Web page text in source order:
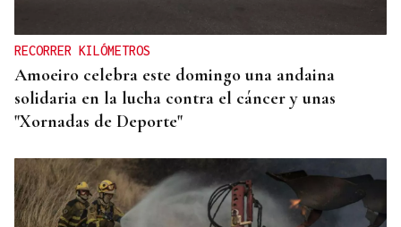
RECORRER KILÓMETROS
Amoeiro celebra este domingo una andaina
solidaria en la lucha contra el cáncer y unas
"Xornadas de Deporte"